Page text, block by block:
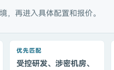
，再进入具体配置和报价。
优先匹配
受控研发、涉密机房、